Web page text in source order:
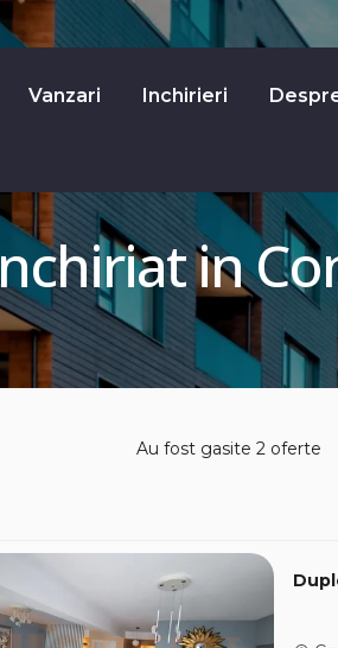
Vanzari Inchirieri
in
Au fost gasite 2 oferte